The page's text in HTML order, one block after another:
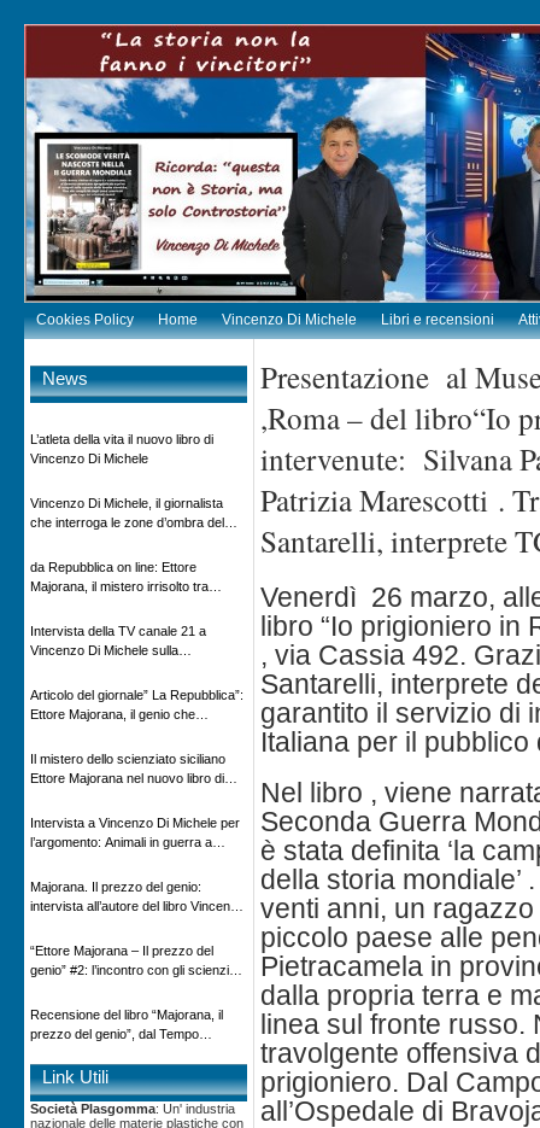
Cookies Policy Home Vincenzo Di Michele Libri e recensioni
News
L’atleta della vita il nuovo libro di
Vincenzo Di Michele
Vincenzo Di Michele, il giornalista
che interroga le zone d’ombra del
da Repubblica on line: Ettore
Majorana, il mistero irrisolto tra
Intervista della TV canale 21 a
Vincenzo Di Michele sulla
Articolo del giornale” La Repubblica”:
Ettore Majorana, il genio che
Il mistero dello scienziato siciliano
Ettore Majorana nel nuovo libro di
Adnkronos
Intervista a Vincenzo Di Michele per
l’argomento: Animali in guerra a
in onda su Espansione TV
Majorana. Il prezzo del genio:
intervista all’autore del libro Vincenzo
“Ettore Majorana ‒ Il prezzo del
genio” #2: l’incontro con gli scienziati
Recensione del libro “Majorana, il
prezzo del genio”, dal Tempo
Link Utili
Società Plasgomma: Un' industria
nazionale delle materie plastiche con
Presentazione al
,Roma – del libro“Io
intervenute: Silvana
Patrizia Marescotti .
Santarelli, interprete
Venerdì 26 marzo,
libro “Io prigioniero in
, via Cassia 492.
Santarelli, interprete
garantito il servizio di
Italiana per il
Nel libro , viene
Seconda Guerra
è stata definita ‘la
della storia mondiale’
venti anni, un
piccolo paese alle
Pietracamela in
dalla propria terra e
linea sul fronte russo.
travolgente offensiva
prigioniero. Dal
all’Ospedale di